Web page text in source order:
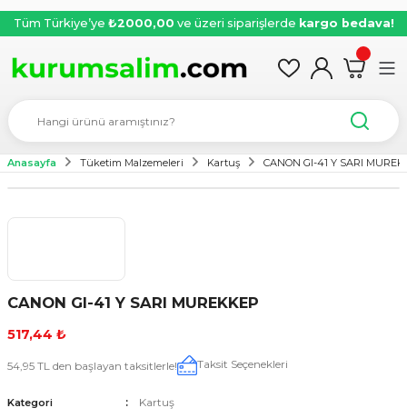
Tüm Türkiye’ye ₺2000,00 ve üzeri siparişlerde kargo bedava!
Anasayfa Tüketim Malzemeleri Kartuş CANON GI-41 Y SARI
CANON GI-41 Y SARI MUREKKEP
517,44 ₺
54,95 TL den başlayan taksitlerle! Taksit Seçenekleri
Kategori Kartuş